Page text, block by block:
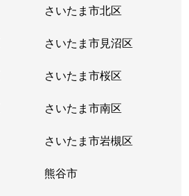
さいたま市北区
さいたま市見沼区
さいたま市桜区
さいたま市南区
さいたま市岩槻区
熊谷市